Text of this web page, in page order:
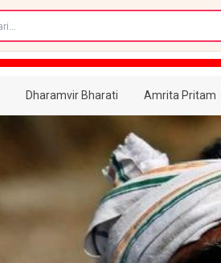
Dharamvir Bharati Amrita Pritam